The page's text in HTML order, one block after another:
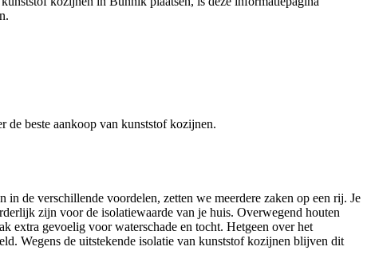
beste aankoop van kunststof kozijnen.
de verschillende voordelen, zetten we meerdere zaken op een rij. Je
zijn voor de isolatiewaarde van je huis. Overwegend houten
extra gevoelig voor waterschade en tocht. Hetgeen over het
Wegens de uitstekende isolatie van kunststof kozijnen blijven dit